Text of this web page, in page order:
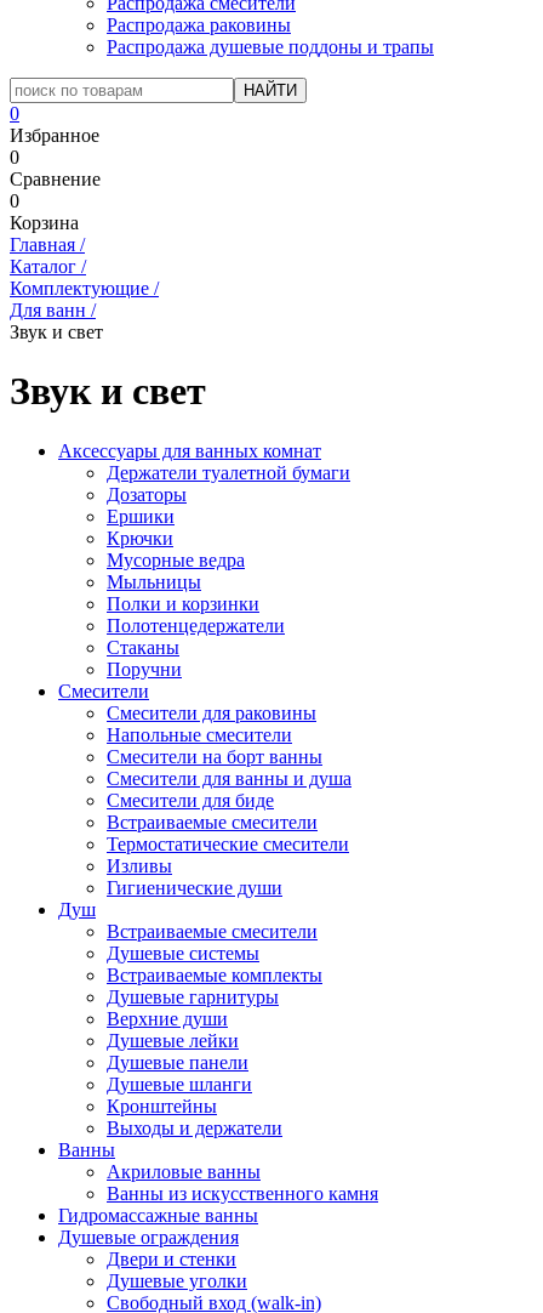
Распродажа раковины
Распродажа душевые поддоны и трапы
0
Избранное
0
Сравнение
0
Корзина
Главная /
Каталог /
Комплектующие /
Для ванн /
Звук и свет
Звук и свет
Аксессуары для ванных комнат
Держатели туалетной бумаги
Дозаторы
Ершики
Крючки
Мусорные ведра
Мыльницы
Полки и корзинки
Полотенцедержатели
Стаканы
Поручни
Смесители
Смесители для раковины
Напольные смесители
Смесители на борт ванны
Смесители для ванны и душа
Смесители для биде
Встраиваемые смесители
Термостатические смесители
Изливы
Гигиенические души
Душ
Встраиваемые смесители
Душевые системы
Встраиваемые комплекты
Душевые гарнитуры
Верхние души
Душевые лейки
Душевые панели
Душевые шланги
Кронштейны
Выходы и держатели
Ванны
Акриловые ванны
Ванны из искусственного камня
Гидромассажные ванны
Душевые ограждения
Двери и стенки
Душевые уголки
Свободный вход (walk-in)